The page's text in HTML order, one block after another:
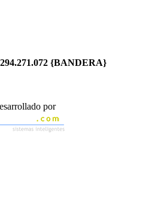
294.271.072 {BANDERA}
por